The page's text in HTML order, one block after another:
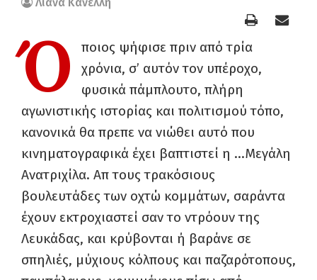
Ό
ποιος ψήφισε πριν από τρία
χρόνια, σ’ αυτόν τον υπέροχο,
φυσικά πάμπλουτο, πλήρη
αγωνιστικής ιστορίας και πολιτισμού τόπο,
κανονικά θα πρεπε να νιώθει αυτό που
κινηματογραφικά έχει βαπτιστεί η …Μεγάλη
Ανατριχίλα. Απ τους τρακόσιους
βουλευτάδες των οχτώ κομμάτων, σαράντα
έχουν εκτροχιαστεί σαν το ντρόουν της
Λευκάδας, και κρύβονται ή βαράνε σε
σπηλιές, μύχιους κόλπους και παζαρότοπους,